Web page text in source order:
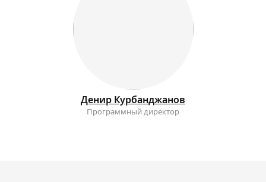
Денир Курбанджанов
Программный директор